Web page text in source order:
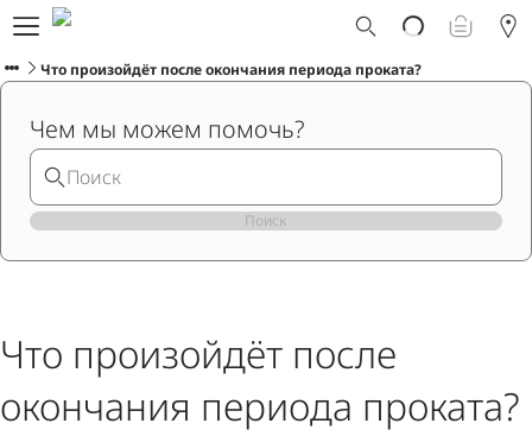
Что такое Ploom AURA?
Каталог
Смарт Апгрейд
Служба поддержки Ploom
Взять в прокат устройство
Фирменные магазины
Что произойдёт после окончания периода проката?
Чем мы можем помочь?
Поиск
Что произойдёт после
окончания периода проката?